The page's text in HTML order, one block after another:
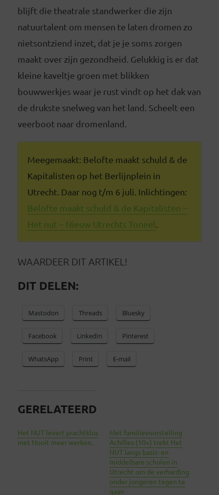
blijft die theatrale standwerker die zijn
natuurtalent om mensen te laten dromen zo
nietsontziend inzet, dat je je soms zorgen
maakt over zijn gezondheid. Gelukkig is er dat
kleine kaveltje groen met blikken
bouwwerkjes waar je rust vindt op het dak van
de drukste snelweg van het land. Scheelt een
veerboot naar dromenland.
Meegemaakt: Belofte maakt schuld & de
Kapitalisten op het Berlijnplein in
Utrecht. Daar nog t/m 6 juli. Inlichtingen:
Belofte maakt schuld & de Kapitalisten –
Het nut – Nieuw Utrechts Toneel
WAARDEER DIT ARTIKEL!
DIT DELEN:
Mastodon Threads Bluesky
Facebook LinkedIn Pinterest
WhatsApp Print E-mail
GERELATEERD
Het NUT levert prachtklus
met Nooit meer werken.
Met familievoorstelling
Achilles (10+) trekt Het
NUT langs basis- en
middelbare scholen in
Utrecht om de verharding
onder jongeren tegen te
gaan